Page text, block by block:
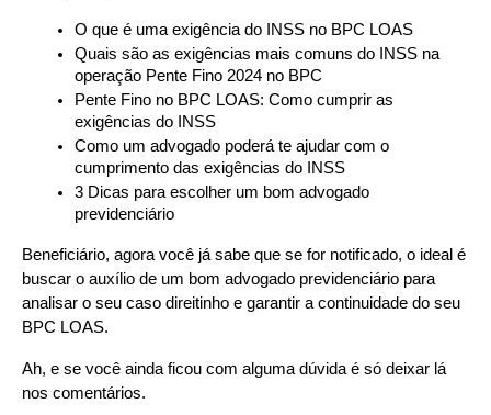
O que é uma exigência do INSS no BPC LOAS
Quais são as exigências mais comuns do INSS na
operação Pente Fino 2024 no BPC
Pente Fino no BPC LOAS: Como cumprir as
exigências do INSS
Como um advogado poderá te ajudar com o
cumprimento das exigências do INSS
3 Dicas para escolher um bom advogado
previdenciário
Beneficiário, agora você já sabe que se for notificado, o ideal é
buscar o auxílio de um bom advogado previdenciário para
analisar o seu caso direitinho e garantir a continuidade do seu
BPC LOAS.
Ah, e se você ainda ficou com alguma dúvida é só deixar lá
nos comentários.